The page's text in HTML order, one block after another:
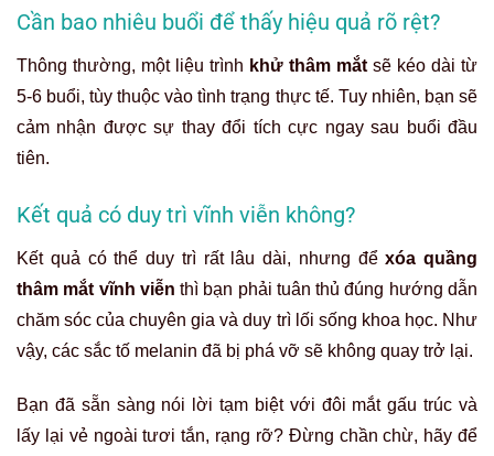
Cần bao nhiêu buổi để thấy hiệu quả rõ rệt?
Thông thường, một liệu trình khử thâm mắt sẽ kéo dài từ
5-6 buổi, tùy thuộc vào tình trạng thực tế. Tuy nhiên, bạn sẽ
cảm nhận được sự thay đổi tích cực ngay sau buổi đầu
tiên.
Kết quả có duy trì vĩnh viễn không?
Kết quả có thể duy trì rất lâu dài, nhưng đểxóa quầng
thâm mắt vĩnh viễn thì bạn phải tuân thủ đúng hướng dẫn
chăm sóc của chuyên gia và duy trì lối sống khoa học. Như
vậy, các sắc tố melanin đã bị phá vỡ sẽ không quay trở lại.
Bạn đã sẵn sàng nói lời tạm biệt với đôi mắt gấu trúc và
lấy lại vẻ ngoài tươi tắn, rạng rỡ? Đừng chần chừ, hãy để